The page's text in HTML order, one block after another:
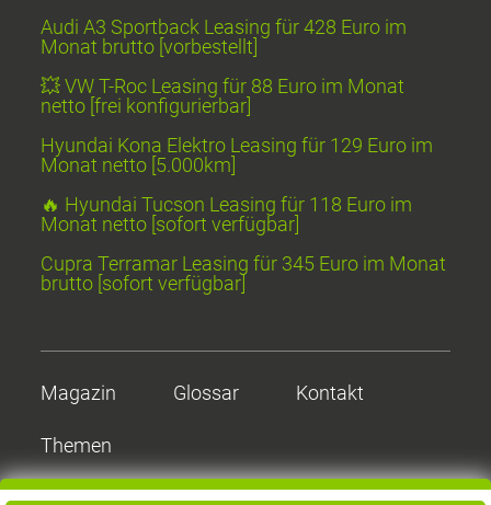
Audi A3 Sportback Leasing für 428 Euro im
Monat brutto [vorbestellt]
💥 VW T-Roc Leasing für 88 Euro im Monat
netto [frei konfigurierbar]
Hyundai Kona Elektro Leasing für 129 Euro im
Monat netto [5.000km]
🔥 Hyundai Tucson Leasing für 118 Euro im
Monat netto [sofort verfügbar]
Cupra Terramar Leasing für 345 Euro im Monat
brutto [sofort verfügbar]
Magazin Glossar Kontakt
Themen